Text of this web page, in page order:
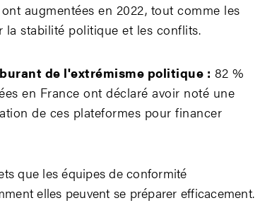
augmentées en 2022, tout comme les
la stabilité politique et les conflits.
de l'extrémisme politique : 82 %
en France ont déclaré avoir noté une
de ces plateformes pour financer
que les équipes de conformité
elles peuvent se préparer efficacement.